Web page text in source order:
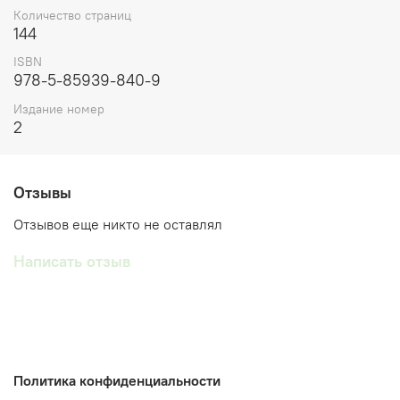
Количество страниц
144
ISBN
978-5-85939-840-9
Издание номер
2
Отзывы
Отзывов еще никто не оставлял
Написать отзыв
Политика конфиденциальности